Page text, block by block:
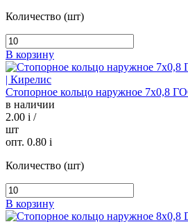
Количество (шт)
В корзину
Стопорное кольцо наружное 7х0,8
в наличии
2.00 i /
шт
опт. 0.80 i
Количество (шт)
В корзину